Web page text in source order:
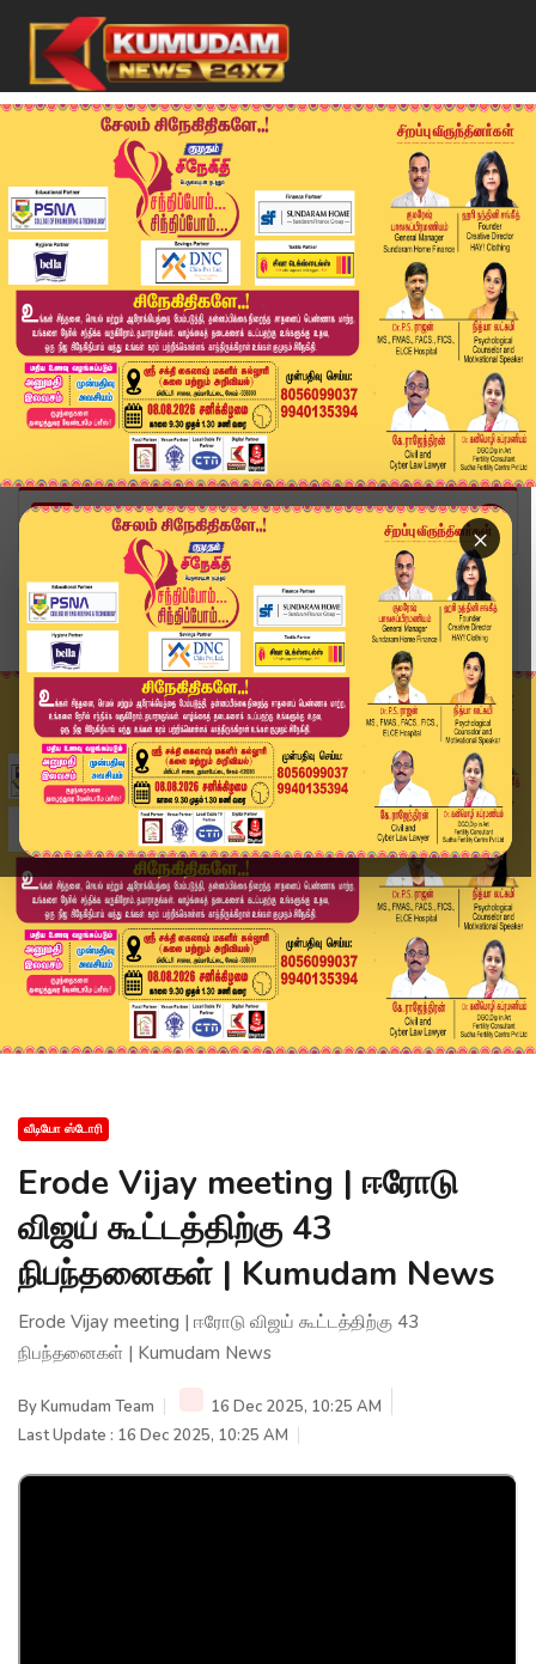
×
Home
வீடியோ ஸ்டோரி
Erode Vijay meeting | ஈரோடு விஜய் கூட்டத்திற்கு...
வீடியோ ஸ்டோரி
Erode Vijay meeting | ஈரோடு
விஜய் கூட்டத்திற்கு 43
நிபந்தனைகள் | Kumudam News
Erode Vijay meeting | ஈரோடு விஜய் கூட்டத்திற்கு 43
நிபந்தனைகள் | Kumudam News
ByKumudam Team
16 Dec 2025, 10:25 AM
Last Update : 16 Dec 2025, 10:25 AM